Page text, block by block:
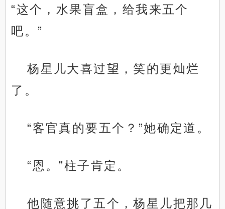
“这个，水果盲盒，给我来五个
吧。”
杨星儿大喜过望，笑的更灿烂
了。
“客官真的要五个？”她确定道。
“恩。”柱子肯定。
他随意挑了五个，杨星儿把那几